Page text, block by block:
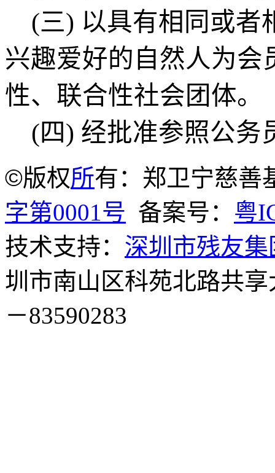
(三) 以具有相同或者
兴趣爱好的自然人为会
性、联合性社会团体。
(四) 经批准参照公务
©版权所有：郑卫宁慈
字第0001号 备案号： 粤
技术支持： 深圳市残友
圳市南山区科苑北路共
－83590283